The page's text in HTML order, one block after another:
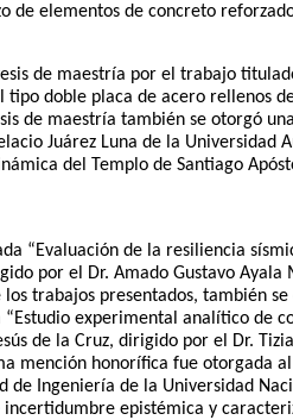
elementos de concreto reforzado
de maestría por el trabajo
doble placa de acero rellenos
de maestría también se otorgó
Juárez Luna de la Universidad
del Templo de Santiago
“Evaluación de la resiliencia
por el Dr. Amado Gustavo Ayala
trabajos presentados, también
experimental analítico de
de la Cruz, dirigido por el Dr.
mención honorífica fue otorgada al
de Ingeniería de la Universidad
epistémica y